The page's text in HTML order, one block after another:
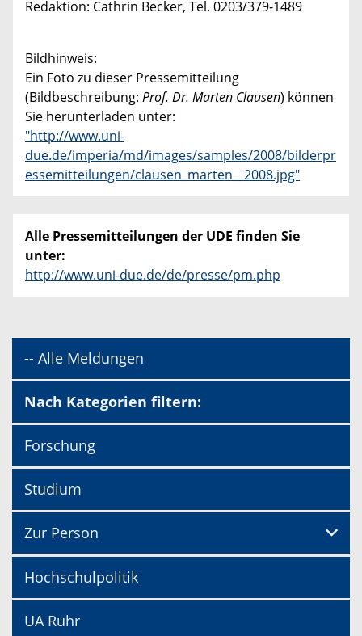
Redaktion: Cathrin Becker, Tel. 0203/379-1489
Bildhinweis:
Ein Foto zu dieser Pressemitteilung
(Bildbeschreibung: Prof. Dr. Marten Clausen) können
Sie herunterladen unter:
"http://www.uni-
due.de/imperia/md/images/samples/2008/bilderpr
essemitteilungen/clausen_marten__2008.jpg"
Alle Pressemitteilungen der UDE finden Sie
unter:
http://www.uni-due.de/de/presse/pm.php
-- Alle Meldungen
Nach Kategorien filtern:
Forschung
Studium
Zur Person
Hochschulpolitik
UA Ruhr